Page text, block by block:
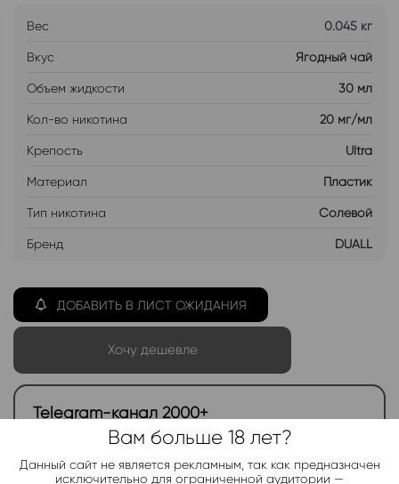
Вес 0.045 кг
Вкус Ягодный чай
Объем жидкости 30 мл
Кол-во никотина 20 мг/мл
Крепость Ultra
Материал Пластик
Тип никотина Солевой
Бренд DUALL
ДОБАВИТЬ В ЛИСТ ОЖИДАНИЯ
Хочу дешевле
Telegram-канал 2000+
Актуальные новинки и акции каждые день!
Подписаться
Вам больше 18 лет?
Данный сайт не является рекламным, так как предназначен
исключительно для ограниченной аудитории —